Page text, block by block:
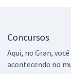
Concursos
Aqui, no Gran,
acontecendo no